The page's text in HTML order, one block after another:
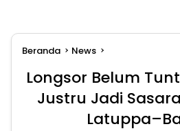
Beranda News
Longsor Belum
Justru Jadi